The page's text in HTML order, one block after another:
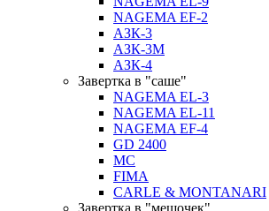
NAGEMA EF-2
АЗК-3
АЗК-3М
АЗК-4
Завертка в "саше"
NAGEMA EL-3
NAGEMA EL-11
NAGEMA EF-4
GD 2400
MC
FIMA
CARLE & MONTANARI